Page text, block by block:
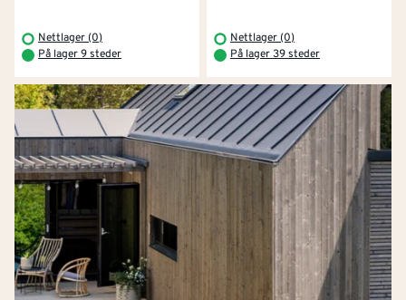
Nettlager (0)
På lager 9 steder
Nettlager (0)
På lager 39 steder